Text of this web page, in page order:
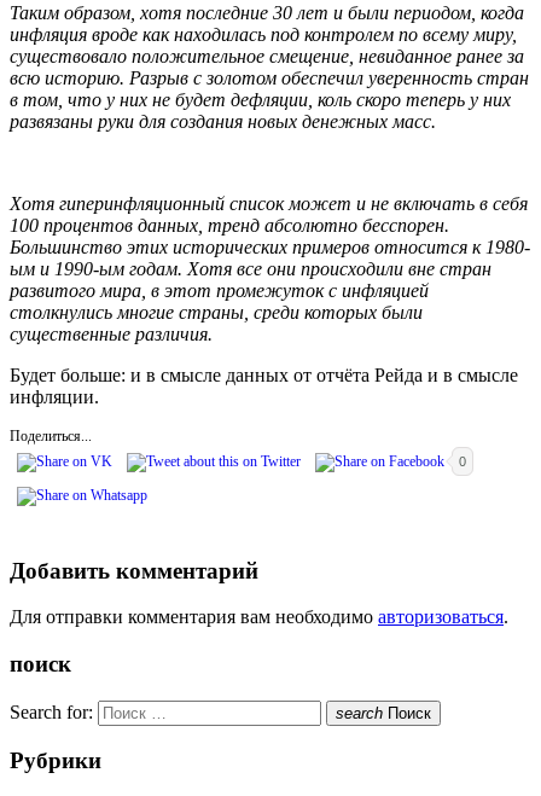
Таким образом, хотя последние 30 лет и были периодом, когда
инфляция вроде как находилась под контролем по всему миру,
существовало положительное смещение, невиданное ранее за
всю историю. Разрыв с золотом обеспечил уверенность стран
в том, что у них не будет дефляции, коль скоро теперь у них
развязаны руки для создания новых денежных масс.
Хотя гиперинфляционный список может и не включать в себя
100 процентов данных, тренд абсолютно бесспорен.
Большинство этих исторических примеров относится к 1980-
ым и 1990-ым годам. Хотя все они происходили вне стран
развитого мира, в этот промежуток с инфляцией
столкнулись многие страны, среди которых были
существенные различия.
Будет больше: и в смысле данных от отчёта Рейда и в смысле
инфляции.
Поделиться...
0
Добавить комментарий
Для отправки комментария вам необходимо авторизоваться.
поиск
Search for: search Поиск
Рубрики